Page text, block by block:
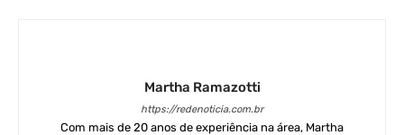
Martha Ramazotti
https://redenoticia.com.br
Com mais de 20 anos de experiência na área, Martha